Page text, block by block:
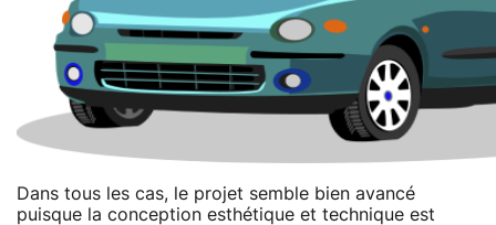
Dans tous les cas, le projet semble bien avancé
puisque la conception esthétique et technique est